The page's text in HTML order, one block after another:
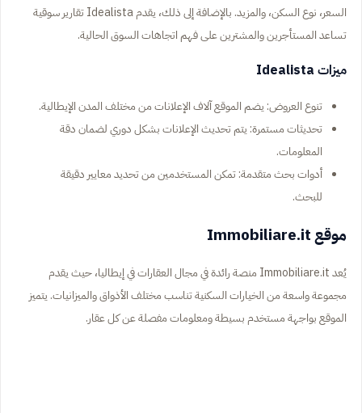
السعر، نوع السكن، والمزيد. بالإضافة إلى ذلك، يقدم Idealista تقارير سوقية
تساعد المستأجرين والمشترين على فهم اتجاهات السوق الحالية.
ميزات Idealista
تنوع العروض: يضم الموقع آلاف الإعلانات من مختلف المدن الإيطالية.
تحديثات مستمرة: يتم تحديث الإعلانات بشكل دوري لضمان دقة
المعلومات.
أدوات بحث متقدمة: تمكن المستخدمين من تحديد معايير دقيقة
للبحث.
موقع Immobiliare.it
يُعد Immobiliare.it منصة رائدة في مجال العقارات في إيطاليا، حيث يقدم
مجموعة واسعة من الخيارات السكنية تناسب مختلف الأذواق والميزانيات. يتميز
الموقع بواجهة مستخدم بسيطة ومعلومات مفصلة عن كل عقار.